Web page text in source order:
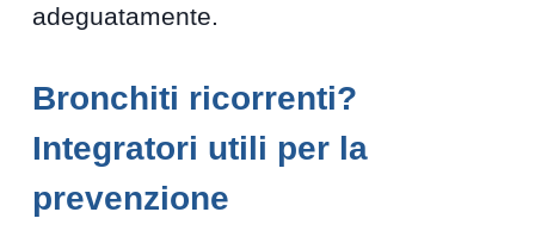
adeguatamente.
Bronchiti ricorrenti?
Integratori utili per la
prevenzione